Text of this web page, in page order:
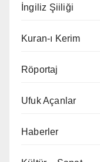
İngiliz Şiiliği
Kuran-ı Kerim
Röportaj
Ufuk Açanlar
Haberler